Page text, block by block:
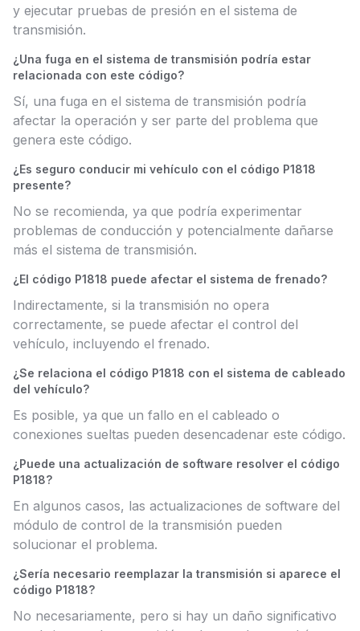
y ejecutar pruebas de presión en el sistema de
transmisión.
¿Una fuga en el sistema de transmisión podría estar
relacionada con este código?
Sí, una fuga en el sistema de transmisión podría
afectar la operación y ser parte del problema que
genera este código.
¿Es seguro conducir mi vehículo con el código P1818
presente?
No se recomienda, ya que podría experimentar
problemas de conducción y potencialmente dañarse
más el sistema de transmisión.
¿El código P1818 puede afectar el sistema de frenado?
Indirectamente, si la transmisión no opera
correctamente, se puede afectar el control del
vehículo, incluyendo el frenado.
¿Se relaciona el código P1818 con el sistema de cableado
del vehículo?
Es posible, ya que un fallo en el cableado o
conexiones sueltas pueden desencadenar este código.
¿Puede una actualización de software resolver el código
P1818?
En algunos casos, las actualizaciones de software del
módulo de control de la transmisión pueden
solucionar el problema.
¿Sería necesario reemplazar la transmisión si aparece el
código P1818?
No necesariamente, pero si hay un daño significativo